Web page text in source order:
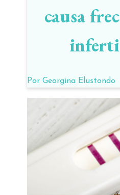
causa
Por Georgina Elustondo